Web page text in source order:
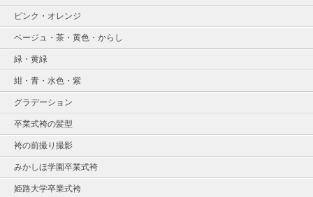
ピンク・オレンジ
ベージュ・茶・黄色・からし
緑・黄緑
紺・青・水色・紫
グラデーション
卒業式袴の髪型
袴の前撮り撮影
みかしほ学園卒業式袴
姫路大学卒業式袴